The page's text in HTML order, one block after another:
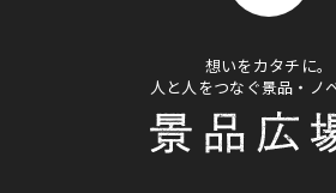
想いをカタチに。
人と人をつなぐ景品・ノ